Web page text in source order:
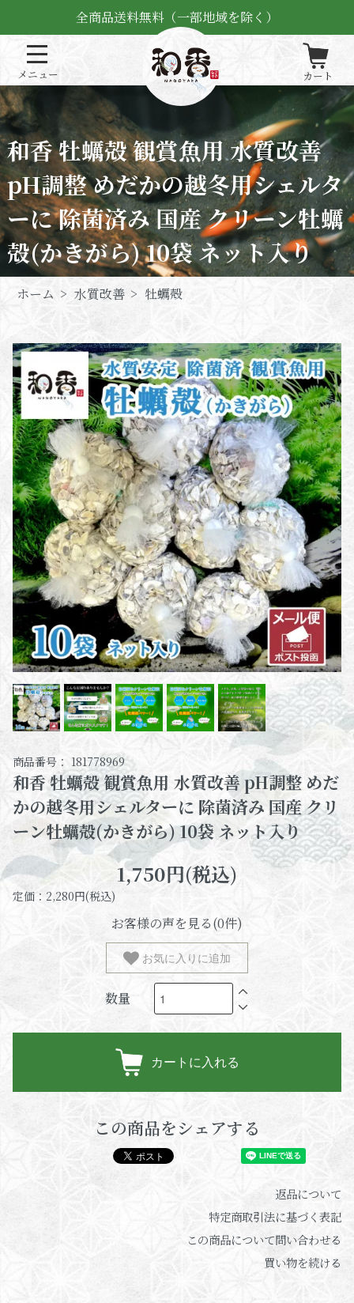
全商品送料無料（一部地域を除く）
和香 牡蠣殻 観賞魚用 水質改善
pH調整 めだかの越冬用シェルタ
ーに 除菌済み 国産 クリーン牡蠣
殻(かきがら) 10袋 ネット入り
ホーム > 水質改善 > 牡蠣殻
商品番号： 181778969
和香 牡蠣殻 観賞魚用 水質改善 pH調整 めだ
かの越冬用シェルターに 除菌済み 国産 クリ
ーン牡蠣殻(かきがら) 10袋 ネット入り
1,750円(税込)
定価：2,280円(税込)
お客様の声を見る(0件)
お気に入りに追加
数量
カートに入れる
この商品をシェアする
返品について
特定商取引法に基づく表記
この商品について問い合わせる
買い物を続ける